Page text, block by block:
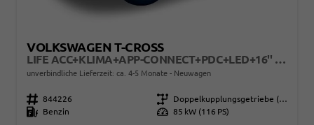
VOLKSWAGEN T-CROSS
LIFE ACC+KLIMA+APP-CONNECT+PDC+LED+16'' ALU
unverbindliche Lieferzeit: ca. 4-5 Monate Neuwagen
Fahrzeugnr. 844226 Getriebe
Doppelkupplungsgetriebe (DSG)
Kraftstoff
Benzin Leistung 85 kW (116 PS)